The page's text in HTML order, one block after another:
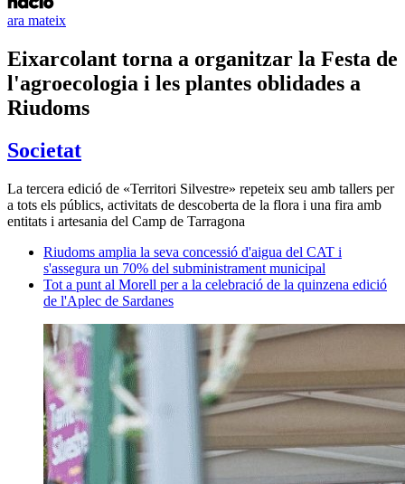
ara mateix
Eixarcolant torna a organitzar la Festa de
l'agroecologia i les plantes oblidades a
Riudoms
Societat
La tercera edició de «Territori Silvestre» repeteix seu amb tallers per
a tots els públics, activitats de descoberta de la flora i una fira amb
entitats i artesania del Camp de Tarragona
Riudoms amplia la seva concessió d'aigua del CAT i
s'assegura un 70% del subministrament municipal
Tot a punt al Morell per a la celebració de la quinzena edició
de l'Aplec de Sardanes